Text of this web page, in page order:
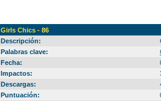
Girls Chics - 86
Descripción:
Palabras clave:
Fecha:
Impactos:
Descargas:
Puntuación: